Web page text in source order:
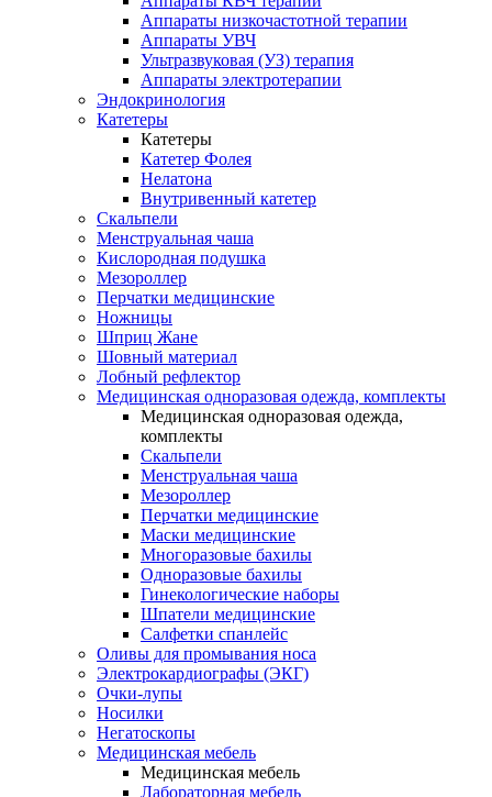
Аппараты низкочастотной терапии
Аппараты УВЧ
Ультразвуковая (УЗ) терапия
Аппараты электротерапии
Эндокринология
Катетеры
Катетеры
Катетер Фолея
Нелатона
Внутривенный катетер
Скальпели
Менструальная чаша
Кислородная подушка
Мезороллер
Перчатки медицинские
Ножницы
Шприц Жане
Шовный материал
Лобный рефлектор
Медицинская одноразовая одежда, комплекты
Медицинская одноразовая одежда,
комплекты
Скальпели
Менструальная чаша
Мезороллер
Перчатки медицинские
Маски медицинские
Многоразовые бахилы
Одноразовые бахилы
Гинекологические наборы
Шпатели медицинские
Салфетки спанлейс
Оливы для промывания носа
Электрокардиографы (ЭКГ)
Очки-лупы
Носилки
Негатоскопы
Медицинская мебель
Медицинская мебель
Лабораторная мебель